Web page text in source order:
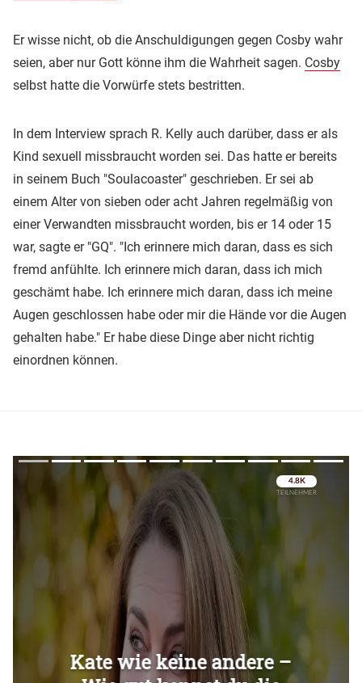
Er wisse nicht, ob die Anschuldigungen gegen Cosby wahr
seien, aber nur Gott könne ihm die Wahrheit sagen. Cosby
selbst hatte die Vorwürfe stets bestritten.
In dem Interview sprach R. Kelly auch darüber, dass er als
Kind sexuell missbraucht worden sei. Das hatte er bereits
in seinem Buch "Soulacoaster" geschrieben. Er sei ab
einem Alter von sieben oder acht Jahren regelmäßig von
einer Verwandten missbraucht worden, bis er 14 oder 15
war, sagte er "GQ". "Ich erinnere mich daran, dass es sich
fremd anfühlte. Ich erinnere mich daran, dass ich mich
geschämt habe. Ich erinnere mich daran, dass ich meine
Augen geschlossen habe oder mir die Hände vor die Augen
gehalten habe." Er habe diese Dinge aber nicht richtig
einordnen können.